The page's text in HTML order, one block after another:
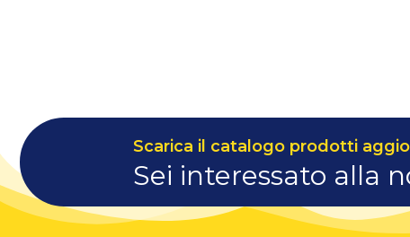
Scarica il catalogo prodotti
Sei interessato alla